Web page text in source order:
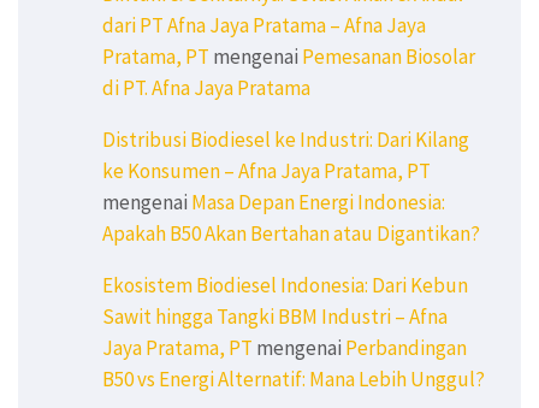
dari PT Afna Jaya Pratama – Afna Jaya
Pratama, PT mengenai Pemesanan Biosolar
di PT. Afna Jaya Pratama
Distribusi Biodiesel ke Industri: Dari Kilang
ke Konsumen – Afna Jaya Pratama, PT
mengenai Masa Depan Energi Indonesia:
Apakah B50 Akan Bertahan atau Digantikan?
Ekosistem Biodiesel Indonesia: Dari Kebun
Sawit hingga Tangki BBM Industri – Afna
Jaya Pratama, PT mengenai Perbandingan
B50 vs Energi Alternatif: Mana Lebih Unggul?